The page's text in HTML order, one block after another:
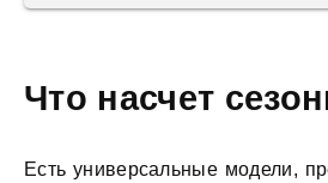
Что насчет
Есть универсальные модели,